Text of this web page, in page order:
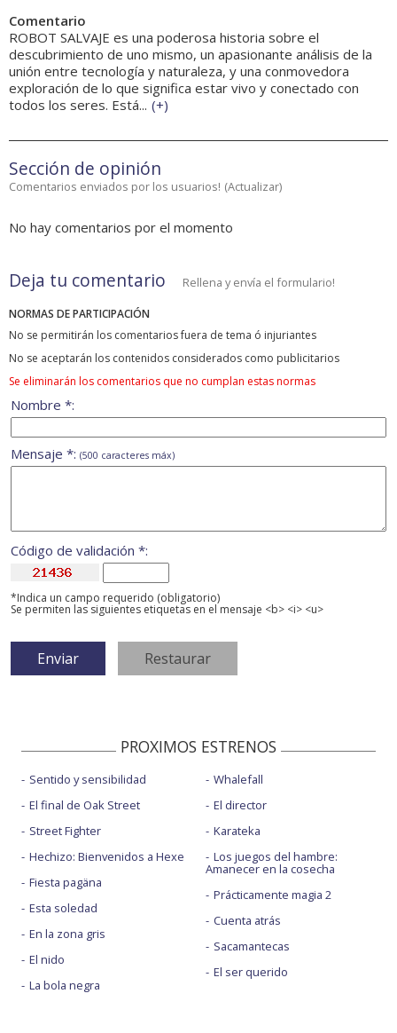
Comentario
ROBOT SALVAJE es una poderosa historia sobre el
descubrimiento de uno mismo, un apasionante análisis de la
unión entre tecnología y naturaleza, y una conmovedora
exploración de lo que significa estar vivo y conectado con
todos los seres. Está... (+)
Sección de opinión
Comentarios enviados por los usuarios! (Actualizar)
No hay comentarios por el momento
Deja tu comentario Rellena y envía el formulario!
NORMAS DE PARTICIPACIÓN
No se permitirán los comentarios fuera de tema ó injuriantes
No se aceptarán los contenidos considerados como publicitarios
Se eliminarán los comentarios que no cumplan estas normas
Nombre *:
Mensaje *: (500 caracteres máx)
Código de validación *:
*Indica un campo requerido (obligatorio)
Se permiten las siguientes etiquetas en el mensaje <b> <i> <u>
PROXIMOS ESTRENOS
Sentido y sensibilidad
El final de Oak Street
Street Fighter
Hechizo: Bienvenidos a Hexe
Fiesta pagäna
Esta soledad
En la zona gris
El nido
La bola negra
Whalefall
El director
Karateka
Los juegos del hambre:
Amanecer en la cosecha
Prácticamente magia 2
Cuenta atrás
Sacamantecas
El ser querido